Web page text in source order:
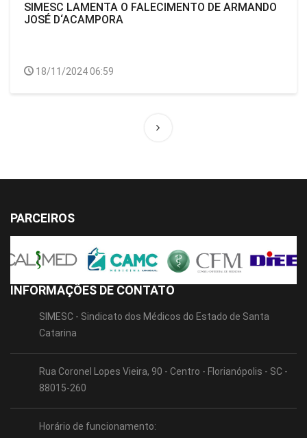
SIMESC LAMENTA O FALECIMENTO DE ARMANDO
JOSÉ D‘ACAMPORA
18/11/2024 06:59
PARCEIROS
INFORMAÇÕES DE CONTATO
SIMESC - Sindicato dos Médicos do Estado de Santa
Catarina
Rua Coronel Lopes Vieira, 90 - Centro - Florianópolis - SC -
88015-260
Horário de funcionamento: